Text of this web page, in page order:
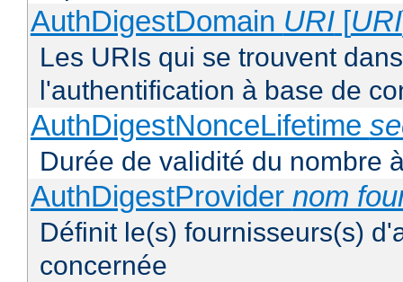
AuthDigestDomain URI[URI
Les URIs qui se trouvent
l'authentification à base de
AuthDigestNonceLifetime
Durée de validité du nombre
AuthDigestProvider nom
Définit le(s) fournisseurs(s)
concernée